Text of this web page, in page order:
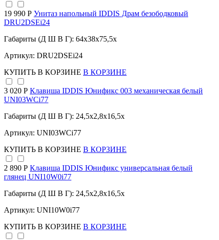
19 990 Р Унитаз напольный IDDIS Драм безободковый
DRU2DSEi24
Габариты (Д Ш В Г): 64x38x75,5x
Артикул: DRU2DSEi24
КУПИТЬ В КОРЗИНЕ В КОРЗИНЕ
3 020 Р Клавиша IDDIS Юнификс 003 механическая белый
UNI03WCi77
Габариты (Д Ш В Г): 24,5x2,8x16,5x
Артикул: UNI03WCi77
КУПИТЬ В КОРЗИНЕ В КОРЗИНЕ
2 890 Р Клавиша IDDIS Юнификс универсальная белый
глянец UNI10W0i77
Габариты (Д Ш В Г): 24,5x2,8x16,5x
Артикул: UNI10W0i77
КУПИТЬ В КОРЗИНЕ В КОРЗИНЕ